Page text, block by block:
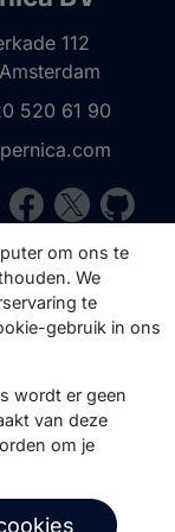
112
Amsterdam
520 61 90
om ons te
We
te
gebruik in ons
wordt er geen
van deze
om je